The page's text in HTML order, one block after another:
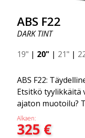
ABS F22
DARK TINT
19" | 20" | 21" |
ABS F22:
Etsitkö tyylikkäitä
ajaton muotoilu?
on uusi lisäys
Tämän vanteen
Alkaen:
325€